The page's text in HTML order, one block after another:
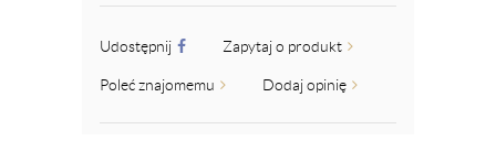
Udostępnij Zapytaj o produkt
Poleć znajomemu Dodaj opinię